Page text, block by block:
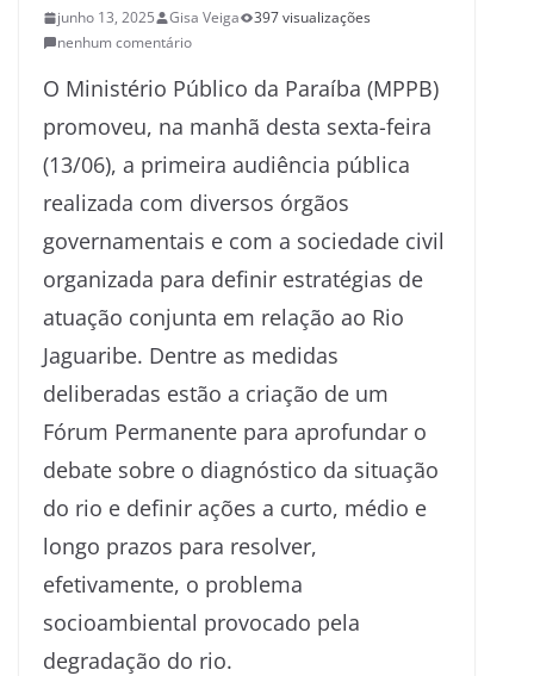
junho 13, 2025 Gisa Veiga
397 visualizações
nenhum comentário
O Ministério Público da Paraíba (MPPB)
promoveu, na manhã desta sexta-feira
(13/06), a primeira audiência pública
realizada com diversos órgãos
governamentais e com a sociedade civil
organizada para definir estratégias de
atuação conjunta em relação ao Rio
Jaguaribe. Dentre as medidas
deliberadas estão a criação de um
Fórum Permanente para aprofundar o
debate sobre o diagnóstico da situação
do rio e definir ações a curto, médio e
longo prazos para resolver,
efetivamente, o problema
socioambiental provocado pela
degradação do rio.